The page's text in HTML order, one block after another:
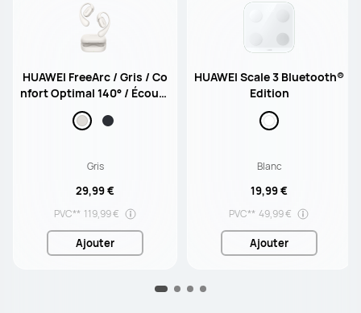
HUAWEI FreeArc / Gris / Co
nfort Optimal 140° / Écoute
urs sport / Résistance à l'e
au IP57 / Bluetooth 5.2 / Au
Gris
29,99 €
PVC** 119,99 €
Ajouter
HUAWEI Scale 3 Bluetooth®
Edition
Blanc
19,99 €
PVC** 49,99 €
Ajouter